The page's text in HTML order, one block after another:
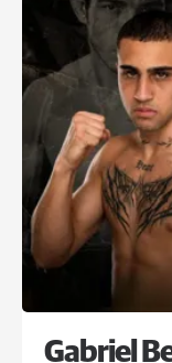
Gabriel